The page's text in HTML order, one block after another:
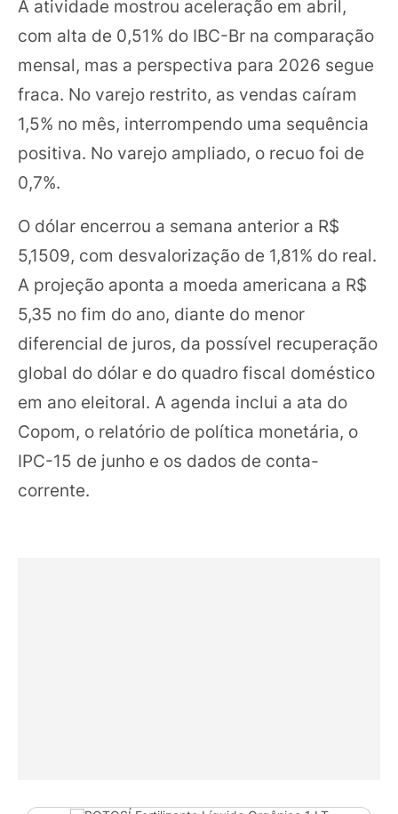
A atividade mostrou aceleração em abril,
com alta de 0,51% do IBC-Br na comparação
mensal, mas a perspectiva para 2026 segue
fraca. No varejo restrito, as vendas caíram
1,5% no mês, interrompendo uma sequência
positiva. No varejo ampliado, o recuo foi de
0,7%.
O dólar encerrou a semana anterior a R$
5,1509, com desvalorização de 1,81% do real.
A projeção aponta a moeda americana a R$
5,35 no fim do ano, diante do menor
diferencial de juros, da possível recuperação
global do dólar e do quadro fiscal doméstico
em ano eleitoral. A agenda inclui a ata do
Copom, o relatório de política monetária, o
IPC-15 de junho e os dados de conta-
corrente.